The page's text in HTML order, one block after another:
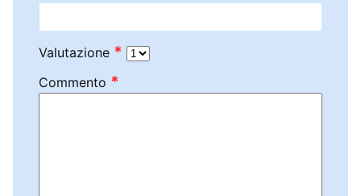
Valutazione *
Commento *